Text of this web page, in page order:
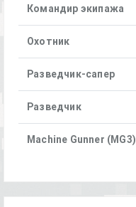
Командир экипажа
Охотник
Разведчик-сапер
Разведчик
Machine Gunner (MG3)